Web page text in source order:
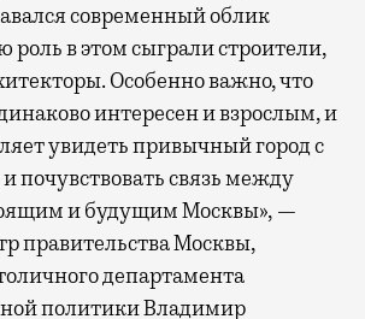
современный облик
роль в этом сыграли строители,
Особенно важно, что
интересен и взрослым, и
увидеть привычный город с
почувствовать связь между
и будущим Москвы», —
правительства Москвы,
департамента
политики Владимир